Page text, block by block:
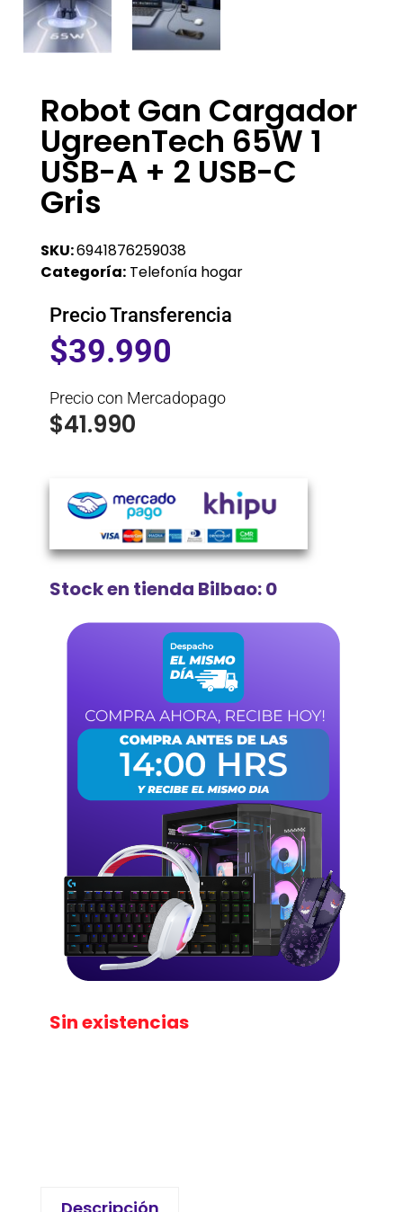
Robot Gan Cargador
UgreenTech 65W 1
USB-A + 2 USB-C
Gris
SKU:6941876259038
Categoría: Telefonía hogar
Precio Transferencia
$39.990
Precio con Mercadopago
$41.990
Stock en tienda Bilbao: 0
Sin existencias